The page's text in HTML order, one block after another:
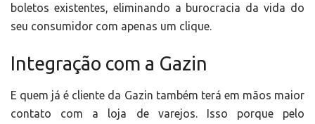
boletos existentes, eliminando a burocracia da vida do
seu consumidor com apenas um clique.
Integração com a Gazin
E quem já é cliente da Gazin também terá em mãos maior
contato com a loja de varejos. Isso porque pelo